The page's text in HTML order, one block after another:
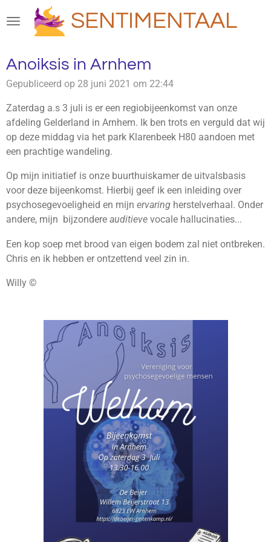
direct
de
hoofdinhoud
SENTIMENTAAL
Anoiksis in Arnhem
Gepubliceerd op 28 juni 2021 om 22:44
Zaterdag a.s 3 juli is er een regiobijeenkomst van onze
afdeling Gelderland in Arnhem. Ik ben trots en verguld dat wij
op deze middag via het park Klarenbeek H80 aandoen met
een prachtige wandeling.
Op mijn initiatief is onze buurthuiskamer de uitvalsbasis
voor deze bijeenkomst. Hierbij geef ik een inleiding over
psychosegevoeligheid en mijn ervaring herstelverhaal. Onder
andere, mijn bijzondere auditieve vocale hallucinaties...
Een kop soep met brood van eigen bodem zal niet ontbreken.
Chris en ik hebben er ontzettend veel zin in.
Willy ©